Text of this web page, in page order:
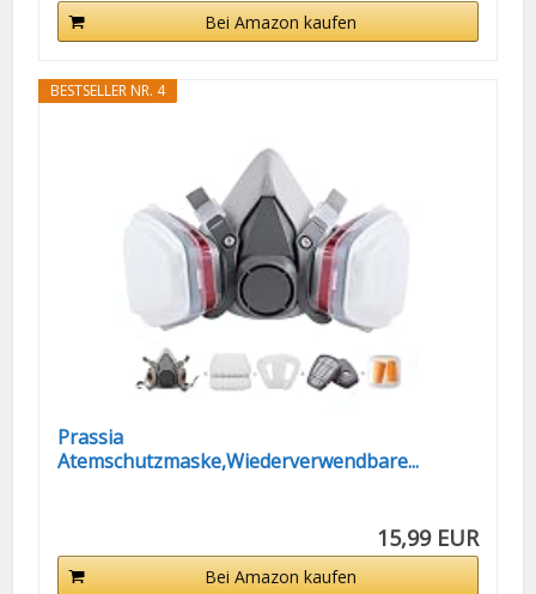
Bei Amazon kaufen
BESTSELLER NR. 4
Prassia
Atemschutzmaske,Wiederverwendbare...
15,99 EUR
Bei Amazon kaufen